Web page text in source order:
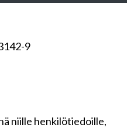
9
niille henkilötiedoille,